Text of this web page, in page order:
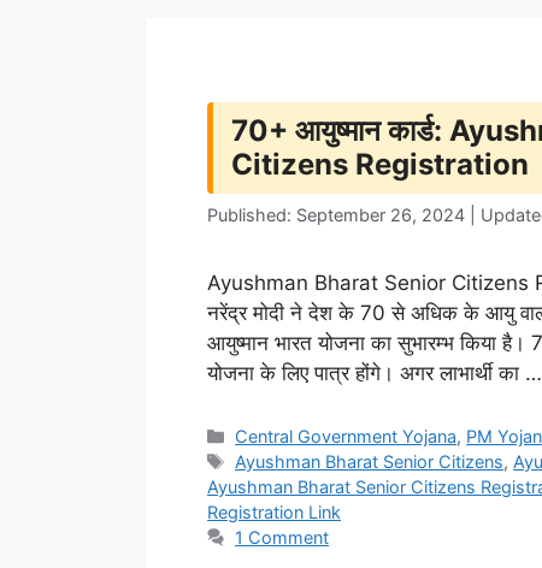
70+ आयुष्मान कार्ड:
Citizens Registration
Published: September 26, 2024 |
Ayushman Bharat Senior Citizens
नरेंद्र मोदी ने देश के 70 से अधिक के आयु
आयुष्मान भारत योजना का सुभारम्भ किया
योजना के लिए पात्र होंगे। अगर लाभार्थी का …
Categories
Central Government Yojana, PM
Tags
Ayushman Bharat Senior Citizens,
Ayushman Bharat Senior Citizens
Registration Link
1 Comment